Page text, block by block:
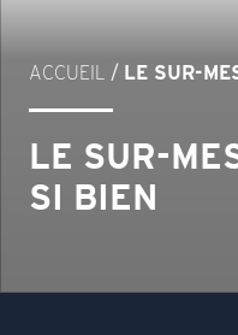
ACCUEIL / LE SUR-
LE SUR-
SI BIEN